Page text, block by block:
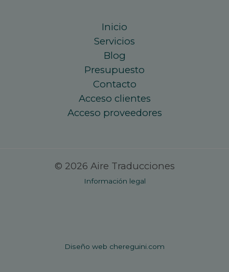
Inicio
Servicios
Blog
Presupuesto
Contacto
Acceso clientes
Acceso proveedores
© 2026 Aire Traducciones
Información legal
Diseño web chereguini.com